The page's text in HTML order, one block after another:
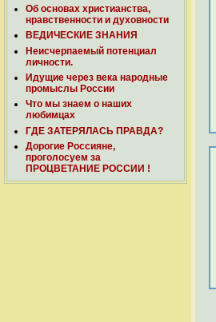
Об основах христианства,
нравственности и духовности
ВЕДИЧЕСКИЕ ЗНАНИЯ
Неисчерпаемый потенциал
личности.
Идущие через века народные
промыслы России
Что мы знаем о наших
любимцах
ГДЕ ЗАТЕРЯЛАСЬ ПРАВДА?
Дорогие Россияне,
проголосуем за
ПРОЦВЕТАНИЕ РОССИИ !